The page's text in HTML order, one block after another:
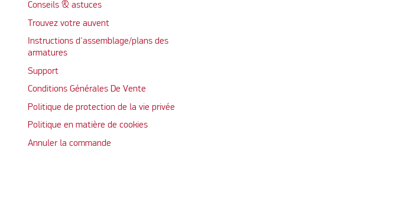
Conseils & astuces
Trouvez votre auvent
Instructions d'assemblage/plans des
armatures
Support
Conditions Générales De Vente
Politique de protection de la vie privée
Politique en matière de cookies
Annuler la commande